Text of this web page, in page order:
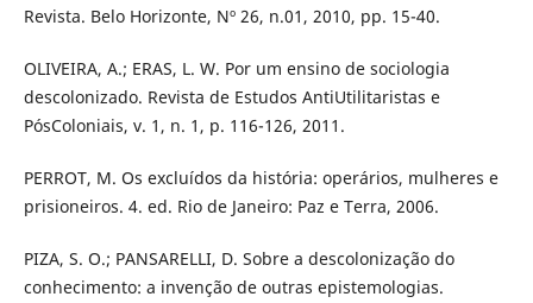
Revista. Belo Horizonte, Nº 26, n.01, 2010, pp. 15-40.
OLIVEIRA, A.; ERAS, L. W. Por um ensino de sociologia
descolonizado. Revista de Estudos AntiUtilitaristas e
PósColoniais, v. 1, n. 1, p. 116-126, 2011.
PERROT, M. Os excluídos da história: operários, mulheres e
prisioneiros. 4. ed. Rio de Janeiro: Paz e Terra, 2006.
PIZA, S. O.; PANSARELLI, D. Sobre a descolonização do
conhecimento: a invenção de outras epistemologias.